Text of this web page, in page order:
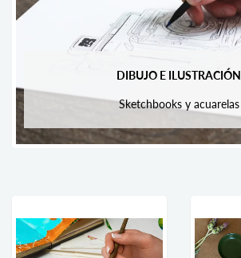
DIBUJO E ILUSTRACIÓN
Sketchbooks y acuarelas